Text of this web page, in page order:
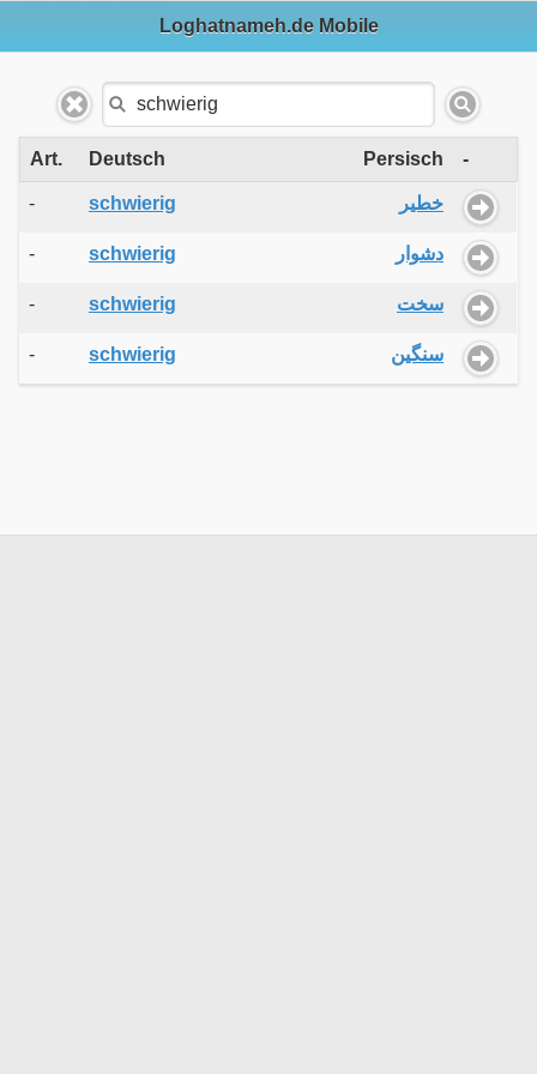
Loghatnameh.de Mobile
Art. Deutsch Persisch -
- schwierig خطیر
- schwierig دشوار
- schwierig سخت
- schwierig سنگین